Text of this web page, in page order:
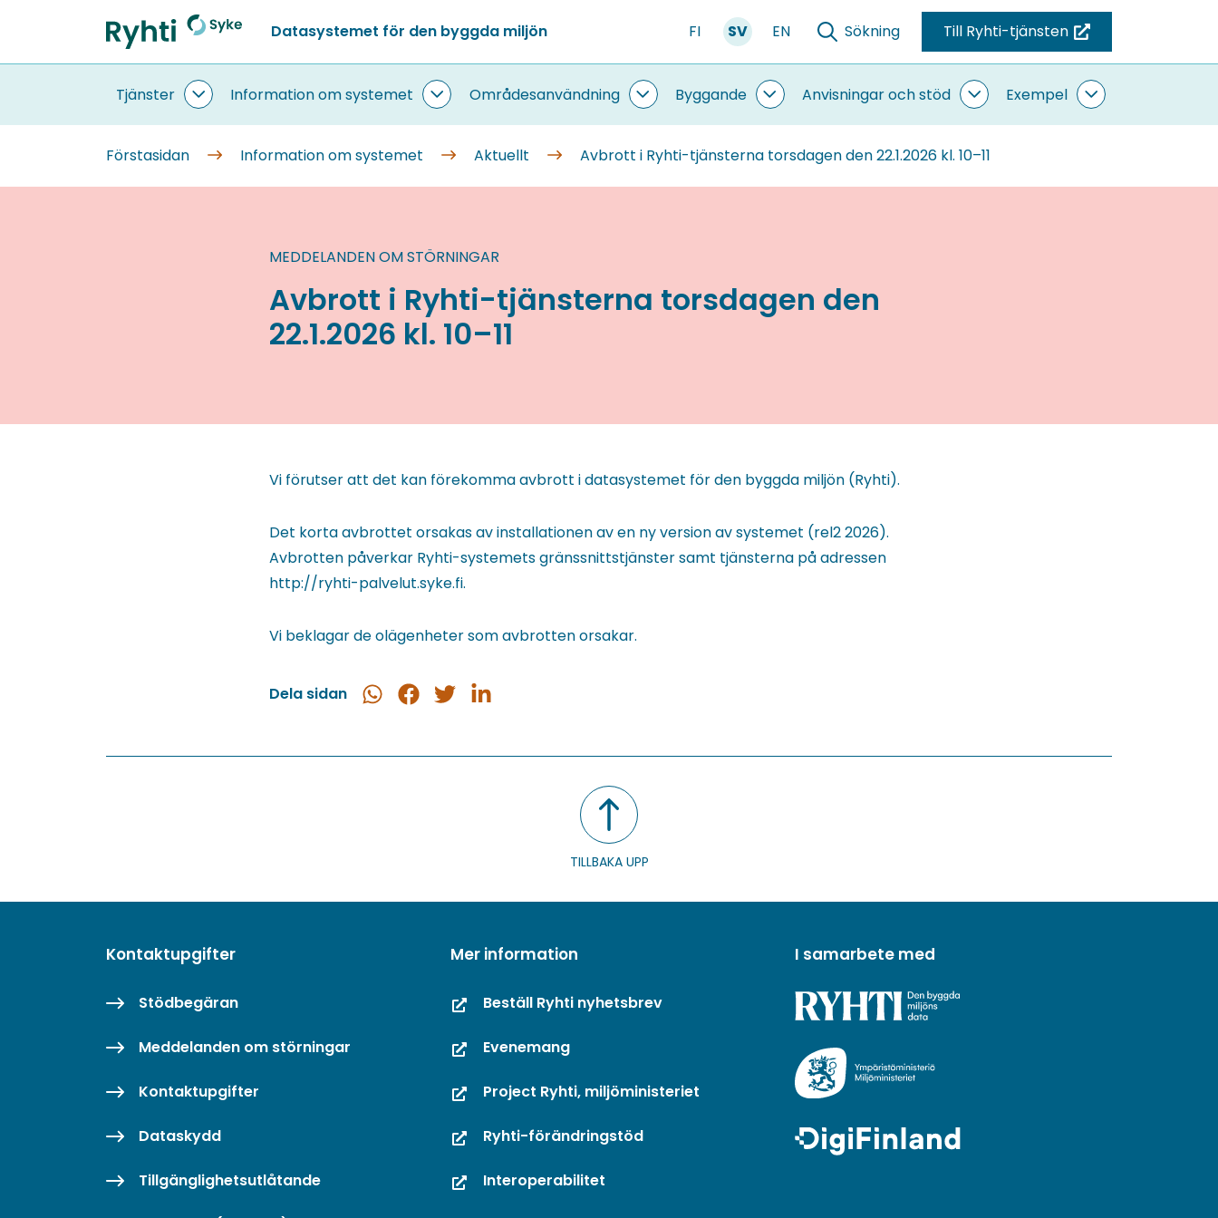
till
innehållet
Förstasidan
Datasystemet för den byggda miljön FI SV EN Sökning Till Ryhti-tjänsten
(du
blir
omdirigerad
Tjänster
Tjänster
undersidor
Information om systemet
Information
om
undersidor
Områdesanvändning
Områdesanvändning
undersidor
Byggande
Byggande
undersidor
Anvisningar och stöd
Anvisningar
och
undersidor
Exempel
Exempel
undersidor
Förstasidan
Information om systemet Aktuellt Avbrott i Ryhti-tjänsterna torsdagen den 22.1.2026 kl. 10–11
MEDDELANDEN OM STÖRNINGAR
Avbrott i Ryhti-tjänsterna torsdagen den
22.1.2026 kl. 10–11
Vi förutser att det kan förekomma avbrott i datasystemet för den byggda miljön (Ryhti).
Det korta avbrottet orsakas av installationen av en ny version av systemet (rel2 2026).
Avbrotten påverkar Ryhti-systemets gränssnittstjänster samt tjänsterna på adressen
http://ryhti-palvelut.syke.fi.
Vi beklagar de olägenheter som avbrotten orsakar.
Dela sidan
Dela
Dela
Dela
Dela
TILLBAKA UPP
Kontaktupgifter
Stödbegäran
Meddelanden om störningar
Kontaktupgifter
Dataskydd
Tillgänglighetsutlåtande
Mer information
Beställ Ryhti nyhetsbrev
Evenemang
Project Ryhti, miljöministeriet
Ryhti-förändringstöd
Interoperabilitet
I samarbete med